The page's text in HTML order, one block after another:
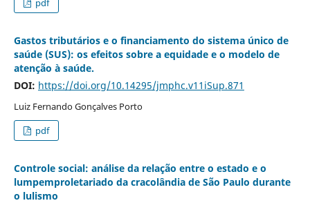
pdf
Gastos tributários e o financiamento do sistema único de
saúde (SUS): os efeitos sobre a equidade e o modelo de
atenção à saúde.
DOI: https://doi.org/10.14295/jmphc.v11iSup.871
Luiz Fernando Gonçalves Porto
pdf
Controle social: análise da relação entre o estado e o
lumpemproletariado da cracolândia de São Paulo durante
o lulismo